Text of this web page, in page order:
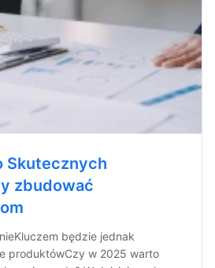
Skutecznych
zbudować
będzie jednak
produktówCzy w 2025 warto